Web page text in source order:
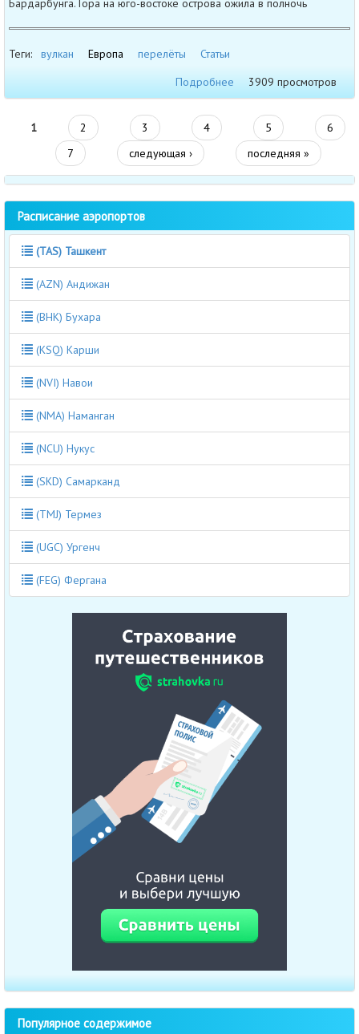
Бардарбунга. Гора на юго-востоке острова ожила в полночь
Теги: вулкан Европа перелёты
Статьи
Подробнее
3909 просмотров
1 2 3 4 5
6
7
следующая › последняя »
Расписание аэропортов
(TAS) Ташкент
(AZN) Андижан
(BHK) Бухара
(KSQ) Карши
(NVI) Навои
(NMA) Наманган
(NCU) Нукус
(SKD) Самарканд
(TMJ) Термез
(UGC) Ургенч
(FEG) Фергана
Популярное содержимое